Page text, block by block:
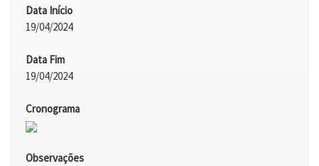
Data Início
19/04/2024
Data Fim
19/04/2024
Cronograma
Observações